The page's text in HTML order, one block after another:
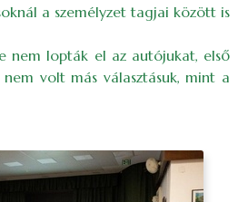
a személyzet tagjai között is
nem lopták el az autójukat, első
volt más választásuk, mint a